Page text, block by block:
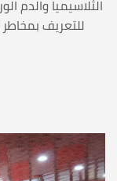
للتعريف